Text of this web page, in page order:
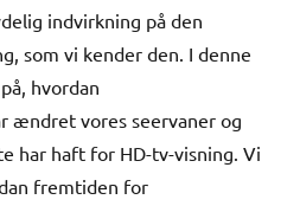
indvirkning på den
som vi kender den. I denne
hvordan
ændret vores seervaner og
har haft for HD-tv-visning. Vi
fremtiden for